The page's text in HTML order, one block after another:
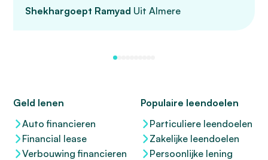
Shekhargoept Ramyad Uit Almere
Geld lenen
Auto financieren
Financial lease
Verbouwing financieren
Populaire leendoelen
Particuliere leendoelen
Zakelijke leendoelen
Persoonlijke lening